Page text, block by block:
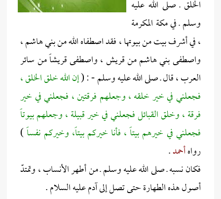
الخلق ـ صلى الله عليه
وسلم ـ في مكة المكرمة
، في أشرف بيت من بيوتها ، فقد اصطفاه الله من بني هاشم ،
واصطفى بني هاشم من قريش ، واصطفى قريشاً من سائر
العرب ، قال ـ صلى الله عليه وسلم - : (إن الله خلق الخلق ،
فجعلني في خير خلقه ، وجعلهم فرقتين ، فجعلني في خير
فرقة ، وخلق القبائل فجعلني في خير قبيلة ، وجعلهم بيوتاً
فجعلني في خيرهم بيتاً ، فأنا خيركم بيتاً، وخيركم نفساً)
رواهأحمد.
فكان نسبه ـ صلى الله عليه وسلم ـ من أطهر الأنساب ، وتمتدّ
أصول هذه الطهارة حتى تصل إلى آدم عليه السلام .